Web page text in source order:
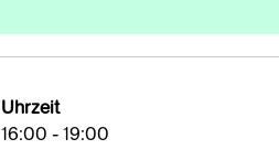
Uhrzeit
16:00 - 19:00